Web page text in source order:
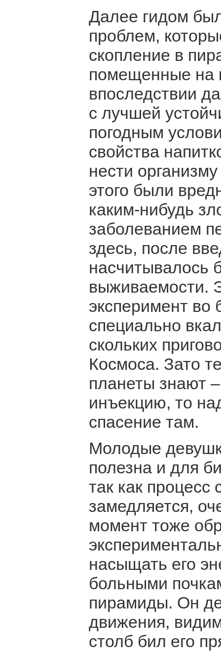
Далее гидом
проблем,
скопление в
помещенные на
впоследствии
с лучшей
погодным
свойства
нести
этого были
каким-нибудь
заболеванием
здесь, после
насчитывалось
выживаемости.
эксперимент во
специально
скольких
Космоса. Зато
планеты знают
инъекцию, то
спасение там.
Молодые
полезна и для
так как
замедляется,
момент тоже
насыщать его
больными
пирамиды. Он
движения,
столб бил его